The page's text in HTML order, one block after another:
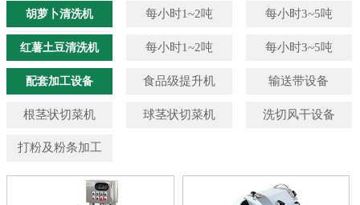
胡萝卜清洗机 每小时1~2吨 每小时3~5吨
红薯土豆清洗机 每小时1~2吨 每小时3~5吨
配套加工设备 食品级提升机 输送带设备
根茎状切菜机 球茎状切菜机 洗切风干设备
打粉及粉条加工